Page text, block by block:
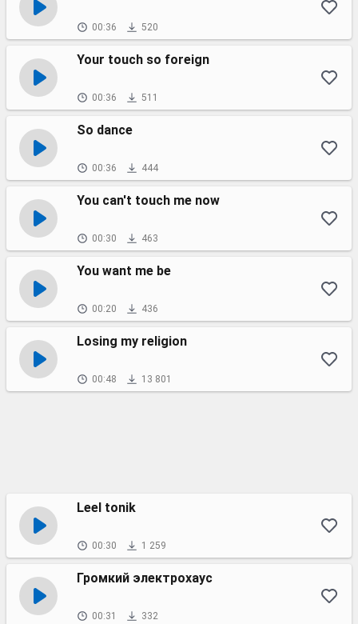
00:36 520
Your touch so foreign
00:36 511
So dance
00:36 444
You can't touch me now
00:30 463
You want me be
00:20 436
Losing my religion
00:48 13 801
Leel tonik
00:30 1 259
Громкий электрохаус
00:31 332